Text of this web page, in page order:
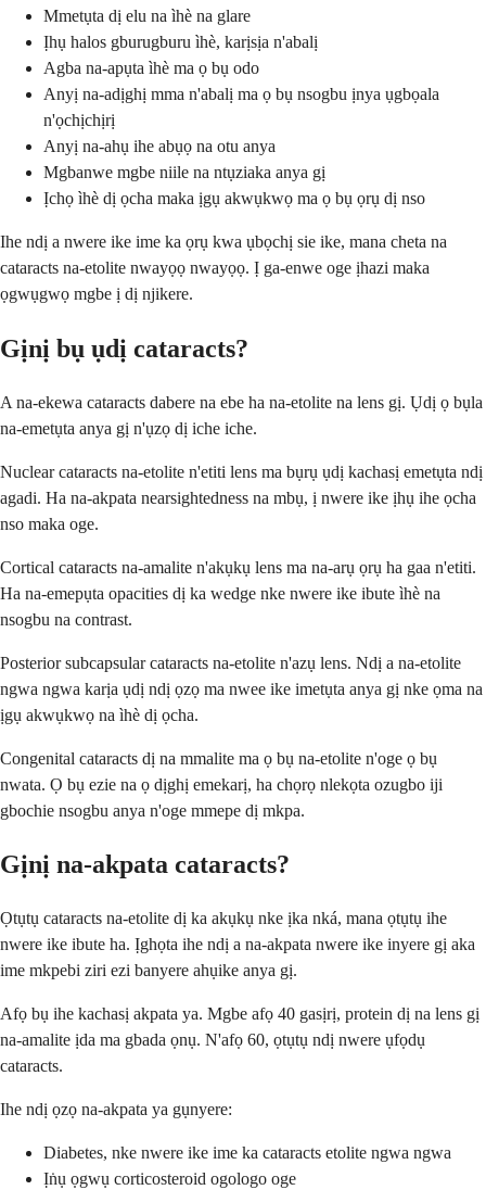
Mmetụta dị elu na ìhè na glare
Ịhụ halos gburugburu ìhè, karịsịa n'abalị
Agba na-apụta ìhè ma ọ bụ odo
Anyị na-adịghị mma n'abalị ma ọ bụ nsogbu ịnya ụgbọala
n'ọchịchịrị
Anyị na-ahụ ihe abụọ na otu anya
Mgbanwe mgbe niile na ntụziaka anya gị
Ịchọ ìhè dị ọcha maka ịgụ akwụkwọ ma ọ bụ ọrụ dị nso
Ihe ndị a nwere ike ime ka ọrụ kwa ụbọchị sie ike, mana cheta na
cataracts na-etolite nwayọọ nwayọọ. Ị ga-enwe oge ịhazi maka
ọgwụgwọ mgbe ị dị njikere.
Gịnị bụ ụdị cataracts?
A na-ekewa cataracts dabere na ebe ha na-etolite na lens gị. Ụdị ọ bụla
na-emetụta anya gị n'ụzọ dị iche iche.
Nuclear cataracts na-etolite n'etiti lens ma bụrụ ụdị kachasị emetụta ndị
agadi. Ha na-akpata nearsightedness na mbụ, ị nwere ike ịhụ ihe ọcha
nso maka oge.
Cortical cataracts na-amalite n'akụkụ lens ma na-arụ ọrụ ha gaa n'etiti.
Ha na-emepụta opacities dị ka wedge nke nwere ike ibute ìhè na
nsogbu na contrast.
Posterior subcapsular cataracts na-etolite n'azụ lens. Ndị a na-etolite
ngwa ngwa karịa ụdị ndị ọzọ ma nwee ike imetụta anya gị nke ọma na
ịgụ akwụkwọ na ìhè dị ọcha.
Congenital cataracts dị na mmalite ma ọ bụ na-etolite n'oge ọ bụ
nwata. Ọ bụ ezie na ọ dịghị emekarị, ha chọrọ nlekọta ozugbo iji
gbochie nsogbu anya n'oge mmepe dị mkpa.
Gịnị na-akpata cataracts?
Ọtụtụ cataracts na-etolite dị ka akụkụ nke ịka nká, mana ọtụtụ ihe
nwere ike ibute ha. Ịghọta ihe ndị a na-akpata nwere ike inyere gị aka
ime mkpebi ziri ezi banyere ahụike anya gị.
Afọ bụ ihe kachasị akpata ya. Mgbe afọ 40 gasịrị, protein dị na lens gị
na-amalite ịda ma gbada ọnụ. N'afọ 60, ọtụtụ ndị nwere ụfọdụ
cataracts.
Ihe ndị ọzọ na-akpata ya gụnyere:
Diabetes, nke nwere ike ime ka cataracts etolite ngwa ngwa
Ịṅụ ọgwụ corticosteroid ogologo oge